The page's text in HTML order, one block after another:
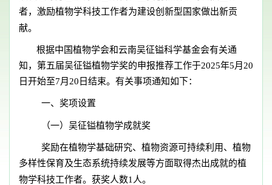
者，激励植物学科技工作者为建设创新型国家做出新贡
献。
根据中国植物学会和云南吴征镒科学基金会有关通
知，第五届吴征镒植物学奖的申报推荐工作于2025年5月20
日开始至7月20日结束。有关事项通知如下：
一、奖项设置
（一）吴征镒植物学成就奖
奖励在植物学基础研究、植物资源可持续利用、植物
多样性保育及生态系统持续发展等方面取得杰出成就的植
物学科技工作者。获奖人数1人。